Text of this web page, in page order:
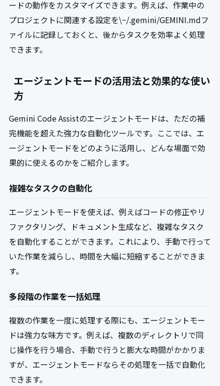
ードの動作をカスタマイズできます。例えば、作業中の
プロジェクトに関連する設定を\~/.gemini/GEMINI.mdフ
ァイルに記録しておくと、後からタスクを効率よく処理
できます。
エージェントモードの活用法と効果的な使い
方
Gemini Code Assistのエージェントモードは、ただの補
完機能を超えた強力な自動化ツールです。ここでは、エ
ージェントモードをどのように活用し、どんな場面で効
果的に使えるのかをご紹介します。
複雑なタスクの自動化
エージェントモードを使えば、例えばコードの修正やリ
ファクタリング、ドキュメント生成など、複雑なタスク
を自動化することができます。これにより、手動で行って
いた作業を減らし、時間を大幅に短縮することができま
す。
多段階の作業を一括処理
複数の作業を一度に処理する際にも、エージェントモー
ドは強力な味方です。例えば、複数のディレクトリで同
じ操作を行う場合、手動で行うと膨大な時間がかかりま
すが、エージェントモードならその処理を一括で自動化
できます。